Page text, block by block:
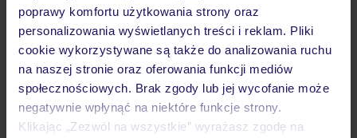
poprawy komfortu użytkowania strony oraz
personalizowania wyświetlanych treści i reklam. Pliki
cookie wykorzystywane są także do analizowania ruchu
na naszej stronie oraz oferowania funkcji mediów
społecznościowych. Brak zgody lub jej wycofanie może
negatywnie wpłynąć na niektóre funkcje strony.
Klikając „Zezwól na wszystkie” wyrażasz zgodę na
Opinie
Pokoje